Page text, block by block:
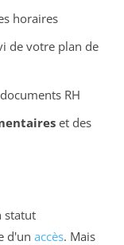
horaires
de votre plan de
RH
et des
statut
d'un accès. Mais